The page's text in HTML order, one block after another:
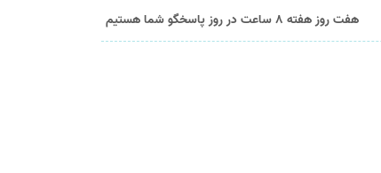
هفت روز هفته 8 ساعت در روز پاسخگو شما هستیم